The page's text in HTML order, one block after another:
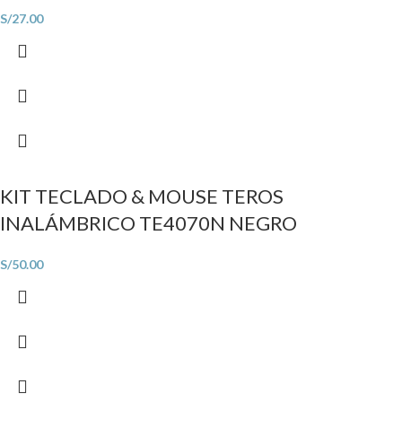
S/27.00
KIT TECLADO & MOUSE TEROS
INALÁMBRICO TE4070N NEGRO
S/50.00